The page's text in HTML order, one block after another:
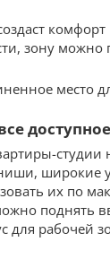
зону можно
место
студии
широкие
их по
поднять
для рабочей